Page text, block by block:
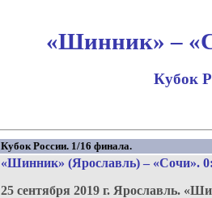
«Шинник» –
Кубок
Кубок России. 1/16 финала.
«Шинник» (Ярославль) – «Сочи».
25 сентября 2019 г. Ярославль.